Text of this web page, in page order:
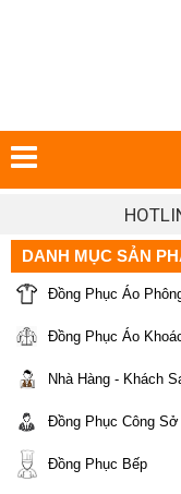
DANH MỤC SẢN
Đồng Phục Áo
Đồng Phục Áo
Nhà Hàng - Khách
Đồng Phục Công Sở
Đồng Phục Bếp